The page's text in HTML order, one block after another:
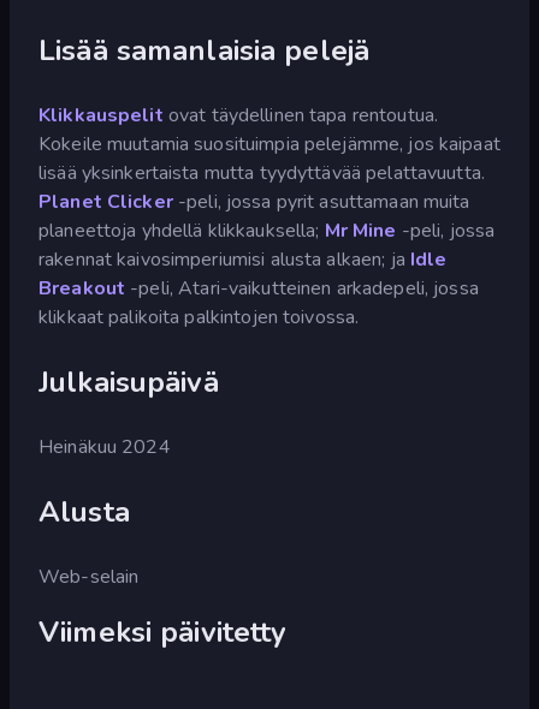
Lisää samanlaisia pelejä
Klikkauspelit ovat täydellinen tapa rentoutua.
Kokeile muutamia suosituimpia pelejämme, jos kaipaat
lisää yksinkertaista mutta tyydyttävää pelattavuutta.
Planet Clicker-peli, jossa pyrit asuttamaan muita
planeettoja yhdellä klikkauksella; Mr Mine -peli, jossa
rakennat kaivosimperiumisi alusta alkaen; ja Idle
Breakout -peli, Atari-vaikutteinen arkadepeli, jossa
klikkaat palikoita palkintojen toivossa.
Julkaisupäivä
Heinäkuu 2024
Alusta
Web-selain
Viimeksi päivitetty